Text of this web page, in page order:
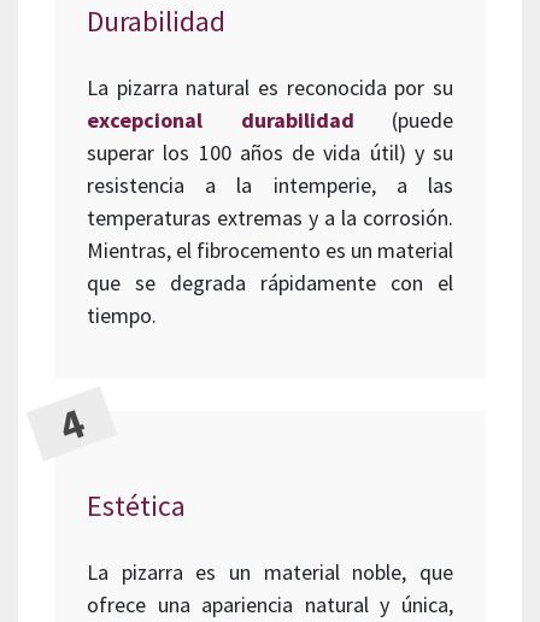
Durabilidad
La pizarra natural es reconocida por su
excepcional durabilidad (puede
superar los 100 años de vida útil) y su
resistencia a la intemperie, a las
temperaturas extremas y a la corrosión.
Mientras, el fibrocemento es un material
que se degrada rápidamente con el
tiempo.
Estética
La pizarra es un material noble, que
ofrece una apariencia natural y única,